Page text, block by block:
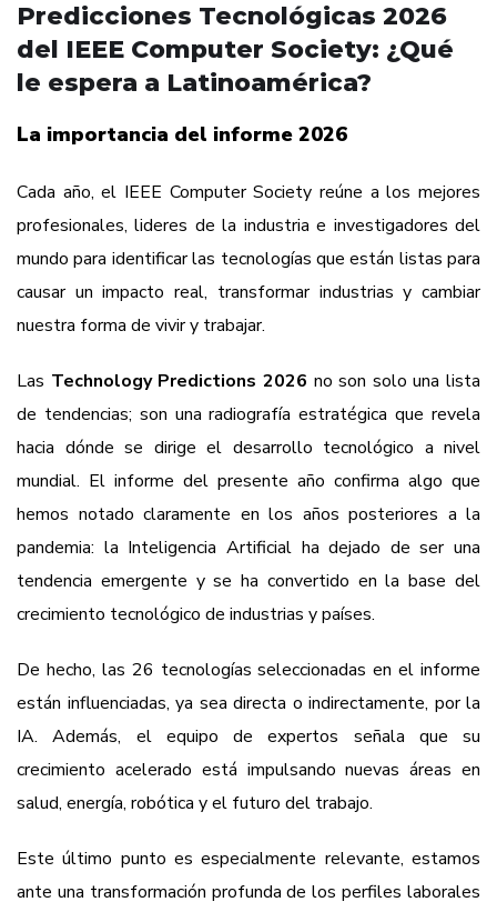
Predicciones Tecnológicas 2026
del IEEE Computer Society: ¿Qué
le espera a Latinoamérica?
La importancia del informe 2026
Cada año, el IEEE Computer Society reúne a los mejores
profesionales, lideres de la industria e investigadores del
mundo para identificar las tecnologías que están listas para
causar un impacto real, transformar industrias y cambiar
nuestra forma de vivir y trabajar.
Las Technology Predictions 2026 no son solo una lista
de tendencias; son una radiografía estratégica que revela
hacia dónde se dirige el desarrollo tecnológico a nivel
mundial. El informe del presente año confirma algo que
hemos notado claramente en los años posteriores a la
pandemia: la Inteligencia Artificial ha dejado de ser una
tendencia emergente y se ha convertido en la base del
crecimiento tecnológico de industrias y países.
De hecho, las 26 tecnologías seleccionadas en el informe
están influenciadas, ya sea directa o indirectamente, por la
IA. Además, el equipo de expertos señala que su
crecimiento acelerado está impulsando nuevas áreas en
salud, energía, robótica y el futuro del trabajo.
Este último punto es especialmente relevante, estamos
ante una transformación profunda de los perfiles laborales